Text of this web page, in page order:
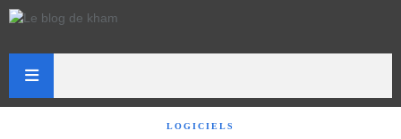
LOGICIELS